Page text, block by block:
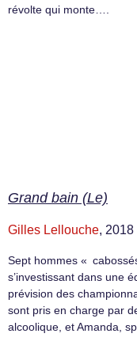
révolte qui monte….
Grand bain (Le)
Gilles Lellouche, 2018
Sept hommes «
s’investissant dans une
prévision des
sont pris en charge par
alcoolique, et Amanda,